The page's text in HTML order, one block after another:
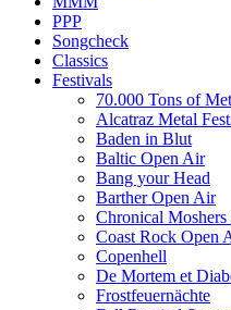
PPP
Songcheck
Classics
Festivals
70.000 Tons of
Alcatraz Metal
Baden in Blut
Baltic Open Air
Bang your Head
Barther Open Air
Chronical
Coast Rock Open
Copenhell
De Mortem et
Frostfeuernächte